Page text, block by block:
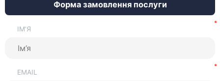
Форма замовлення послуги
ІМ’Я
EMAIL